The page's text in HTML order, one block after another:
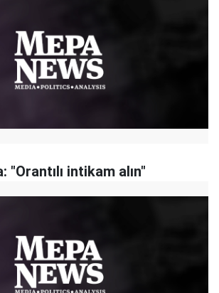
"Orantılı intikam alın"